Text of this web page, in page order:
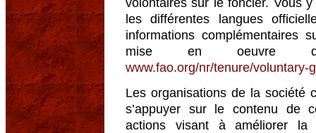
les différentes langues
informations complémentaires
mise en oeuvre
www.fao.org/nr/tenure/voluntary-
Les organisations de la société
s’appuyer sur le contenu de
actions visant à améliorer